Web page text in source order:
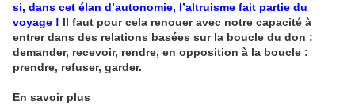
si, dans cet élan d’autonomie, l’altruisme fait partie du
voyage ! Il faut pour cela renouer avec notre capacité à
entrer dans des relations basées sur la boucle du don :
demander, recevoir, rendre, en opposition à la boucle :
prendre, refuser, garder.
En savoir plus